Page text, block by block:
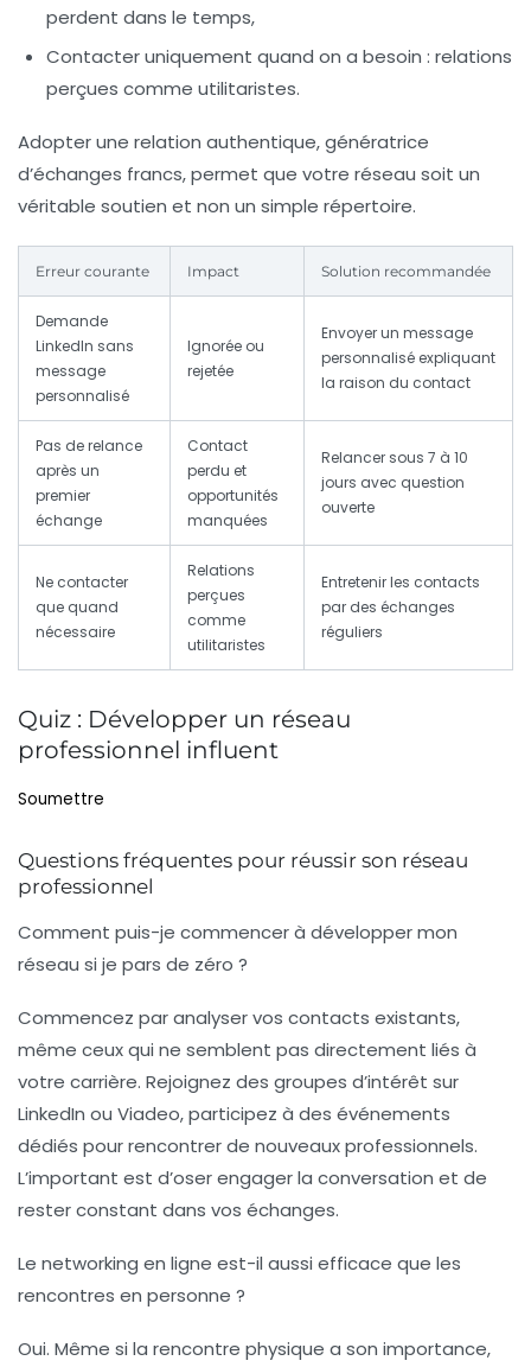
perdent dans le temps,
Contacter uniquement quand on a besoin : relations
perçues comme utilitaristes.
Adopter une relation authentique, génératrice
d’échanges francs, permet que votre réseau soit un
véritable soutien et non un simple répertoire.
Erreur courante Impact Solution recommandée
Demande
LinkedIn sans
message
personnalisé
Ignorée ou
rejetée
Envoyer un message
personnalisé expliquant
la raison du contact
Pas de relance
après un
premier
échange
Contact
perdu et
opportunités
manquées
Relancer sous 7 à 10
jours avec question
ouverte
Ne contacter
que quand
nécessaire
Relations
perçues
comme
utilitaristes
Entretenir les contacts
par des échanges
réguliers
Quiz : Développer un réseau
professionnel influent
Soumettre
Questions fréquentes pour réussir son réseau
professionnel
Comment puis-je commencer à développer mon
réseau si je pars de zéro ?
Commencez par analyser vos contacts existants,
même ceux qui ne semblent pas directement liés à
votre carrière. Rejoignez des groupes d’intérêt sur
LinkedIn ou Viadeo, participez à des événements
dédiés pour rencontrer de nouveaux professionnels.
L’important est d’oser engager la conversation et de
rester constant dans vos échanges.
Le networking en ligne est-il aussi efficace que les
rencontres en personne ?
Oui. Même si la rencontre physique a son importance,